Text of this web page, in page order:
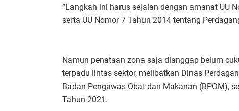
“Langkah ini harus sejalan dengan amanat UU
serta UU Nomor 7 Tahun 2014 tentang
Namun penataan zona saja dianggap belum
terpadu lintas sektor, melibatkan Dinas
Badan Pengawas Obat dan Makanan (BPOM),
Tahun 2021.